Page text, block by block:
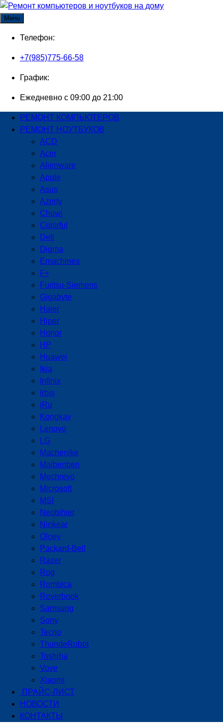
Skip
toMenu
Телефон:
+7(985)775-66-58
График:
Ежедневно с 09:00 до 21:00
РЕМОНТ КОМПЬЮТЕРОВ
РЕМОНТ НОУТБУКОВ
ACD
Acer
Alienware
Apple
Asus
Azerty
Chuwi
Colorful
Dell
Digma
Emachines
F+
Fujitsu-Siemens
Gigabyte
Haier
Hiper
Honor
HP
Huawei
Ikia
Infinix
Irbis
iRu
Kongkay
Lenovo
LG
Machenike
Maibenben
Mechrevo
Microsoft
MSI
Neobihier
Ninkear
Oloey
Packard-Bell
Razer
Rog
Rombica
Roverbook
Samsung
Sony
Tecno
ThundeRobot
Toshiba
Vove
Xiaomi
ПРАЙС-ЛИСТ
НОВОСТИ
КОНТАКТЫ